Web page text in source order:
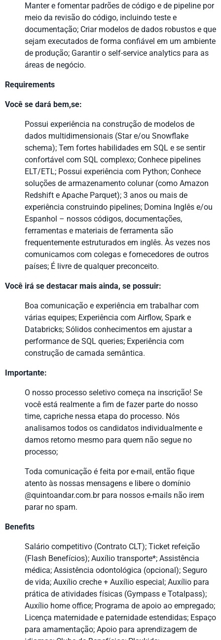
Manter e fomentar padrões de código e de pipeline por
meio da revisão do código, incluindo teste e
documentação; Criar modelos de dados robustos e que
sejam executados de forma confiável em um ambiente
de produção; Garantir o self-service analytics para as
áreas de negócio.
Requirements
Você se dará bem,se:
Possui experiência na construção de modelos de
dados multidimensionais (Star e/ou Snowflake
schema); Tem fortes habilidades em SQL e se sentir
confortável com SQL complexo; Conhece pipelines
ELT/ETL; Possui experiência com Python; Conhece
soluções de armazenamento colunar (como Amazon
Redshift e Apache Parquet); 3 anos ou mais de
experiência construindo pipelines; Domina Inglês e/ou
Espanhol – nossos códigos, documentações,
ferramentas e materiais de ferramenta são
frequentemente estruturados em inglês. Às vezes nos
comunicamos com colegas e fornecedores de outros
países; É livre de qualquer preconceito.
Você irá se destacar mais ainda, se possuir:
Boa comunicação e experiência em trabalhar com
várias equipes; Experiência com Airflow, Spark e
Databricks; Sólidos conhecimentos em ajustar a
performance de SQL queries; Experiência com
construção de camada semântica.
Importante:
O nosso processo seletivo começa na inscrição! Se
você está realmente a fim de fazer parte do nosso
time, capriche nessa etapa do processo. Nós
analisamos todos os candidatos individualmente e
damos retorno mesmo para quem não segue no
processo;
Toda comunicação é feita por e-mail, então fique
atento às nossas mensagens e libere o domínio
@quintoandar.com.br para nossos e-mails não irem
parar no spam.
Benefits
Salário competitivo (Contrato CLT); Ticket refeição
(Flash Benefícios); Auxílio transporte*; Assistência
médica; Assistência odontológica (opcional); Seguro
de vida; Auxílio creche + Auxílio especial; Auxílio para
prática de atividades físicas (Gympass e Totalpass);
Auxílio home office; Programa de apoio ao empregado;
Licença maternidade e paternidade estendidas; Espaço
para amamentação; Apoio para aprendizagem de